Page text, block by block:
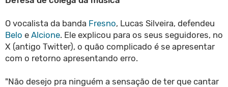
O vocalista da banda Fresno, Lucas Silveira, defendeu
Belo e Alcione. Ele explicou para os seus seguidores, no
X (antigo Twitter), o quão complicado é se apresentar
com o retorno apresentando erro.
"Não desejo pra ninguém a sensação de ter que cantar